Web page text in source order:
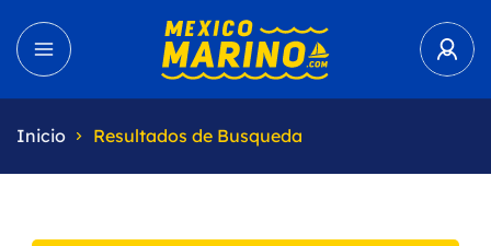
Inicio Resultados de Busqueda